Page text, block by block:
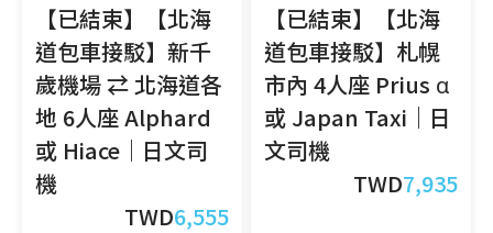
【已結束】【北海
道包車接駁】新千
歲機場 ⇄ 北海道各
地 6人座 Alphard
或 Hiace｜日文司
機
TWD6,555
【已結束】【北海
道包車接駁】札幌
市內 4人座 Prius α
或 Japan Taxi｜日
文司機
TWD7,935